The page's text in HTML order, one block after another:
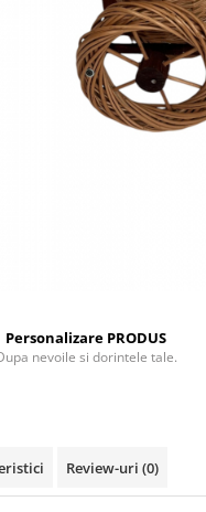
Personalizare PRODUS
nevoile si dorintele tale.
Review-uri (0)